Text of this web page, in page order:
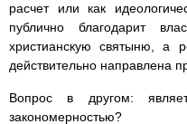
расчет или как
публично благодарит
христианскую святыню, а
действительно направлена
Вопрос в другом:
закономерностью?